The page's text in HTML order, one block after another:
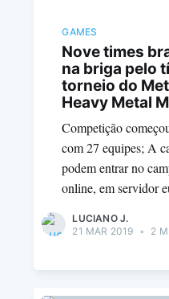
GAMES
Nove times
na briga pelo
torneio do
Heavy Metal
Competição
com 27 equipes; A
podem entrar no
online, em servidor
LUCIANO J.
21 MAR 2019 • 2